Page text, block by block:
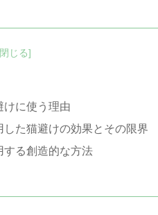
けに使う理由
た猫避けの効果とその限界
する創造的な方法